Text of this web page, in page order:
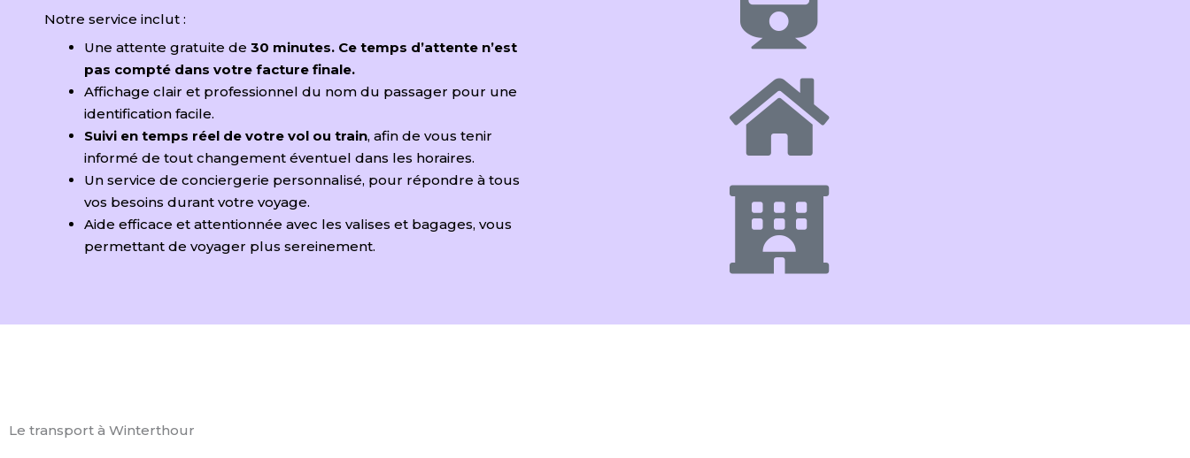
Notre service inclut :
Une attente gratuite de 30 minutes. Ce temps d’attente n’est
pas compté dans votre facture finale.
Affichage clair et professionnel du nom du passager pour une
identification facile.
Suivi en temps réel de votre vol ou train, afin de vous tenir
informé de tout changement éventuel dans les horaires.
Un service de conciergerie personnalisé, pour répondre à tous
vos besoins durant votre voyage.
Aide efficace et attentionnée avec les valises et bagages, vous
permettant de voyager plus sereinement.
Le transport à Winterthour